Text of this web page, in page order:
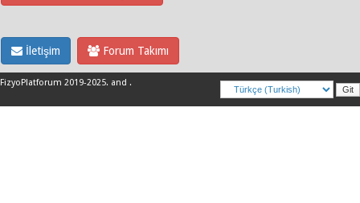
İletişim Forum Takımı
FizyoPlatforum 2019-2025. and .